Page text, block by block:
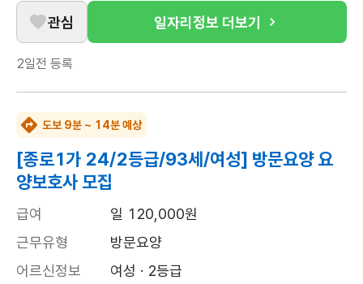
관심 일자리정보 더보기
2일전 등록
도보 9분 ~ 14분 예상
[종로1가 24/2등급/93세/여성] 방문요양 요
양보호사 모집
급여
일 120,000원
근무유형
방문요양
어르신정보
여성 · 2등급